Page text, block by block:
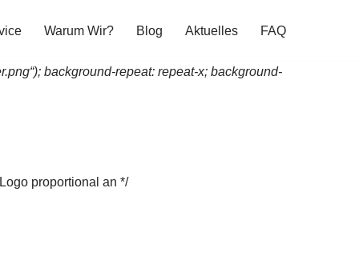
Warum Wir? Blog Aktuelles FAQ
background-repeat: repeat-x; background-
proportional an */